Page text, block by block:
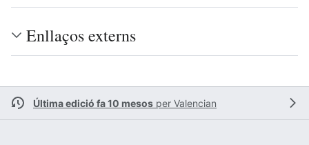
Enllaços externs
Última edició fa 10 mesos per Valencian